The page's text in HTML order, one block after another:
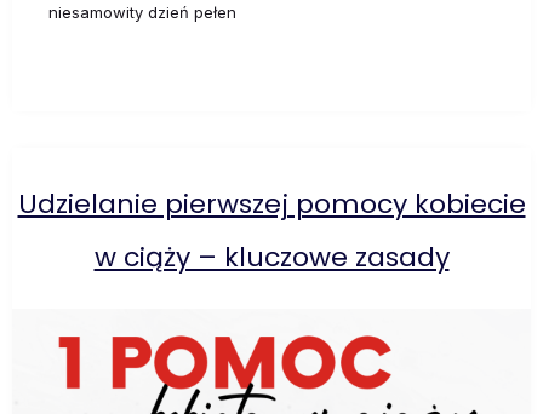
niesamowity dzień pełen
Udzielanie pierwszej pomocy kobiecie
w ciąży – kluczowe zasady